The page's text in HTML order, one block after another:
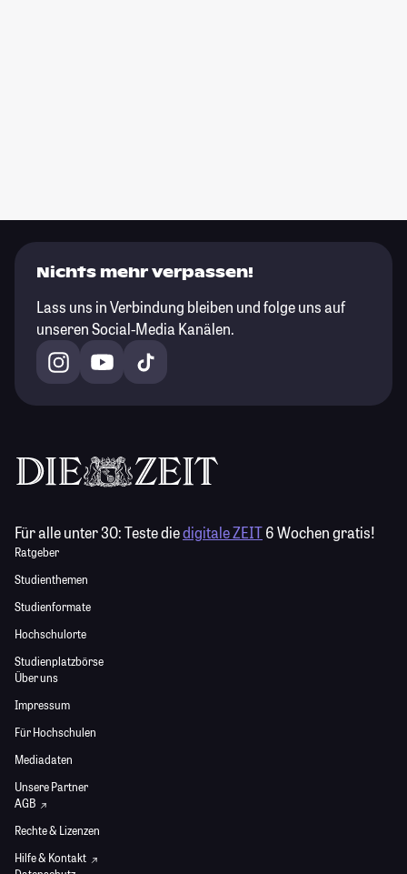
Nichts mehr verpassen!
Lass uns in Verbindung bleiben und folge uns auf
unseren Social-Media Kanälen.
Für alle unter 30:Teste diedigitale ZEIT6 Wochen gratis!
Ratgeber
Studienthemen
Studienformate
Hochschulorte
Studienplatzbörse
Über uns
Impressum
Für Hochschulen
Mediadaten
Unsere Partner
AGB
Rechte & Lizenzen
Hilfe & Kontakt